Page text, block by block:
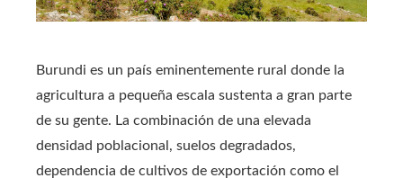
Burundi es un país eminentemente rural donde la
agricultura a pequeña escala sustenta a gran parte
de su gente. La combinación de una elevada
densidad poblacional, suelos degradados,
dependencia de cultivos de exportación como el